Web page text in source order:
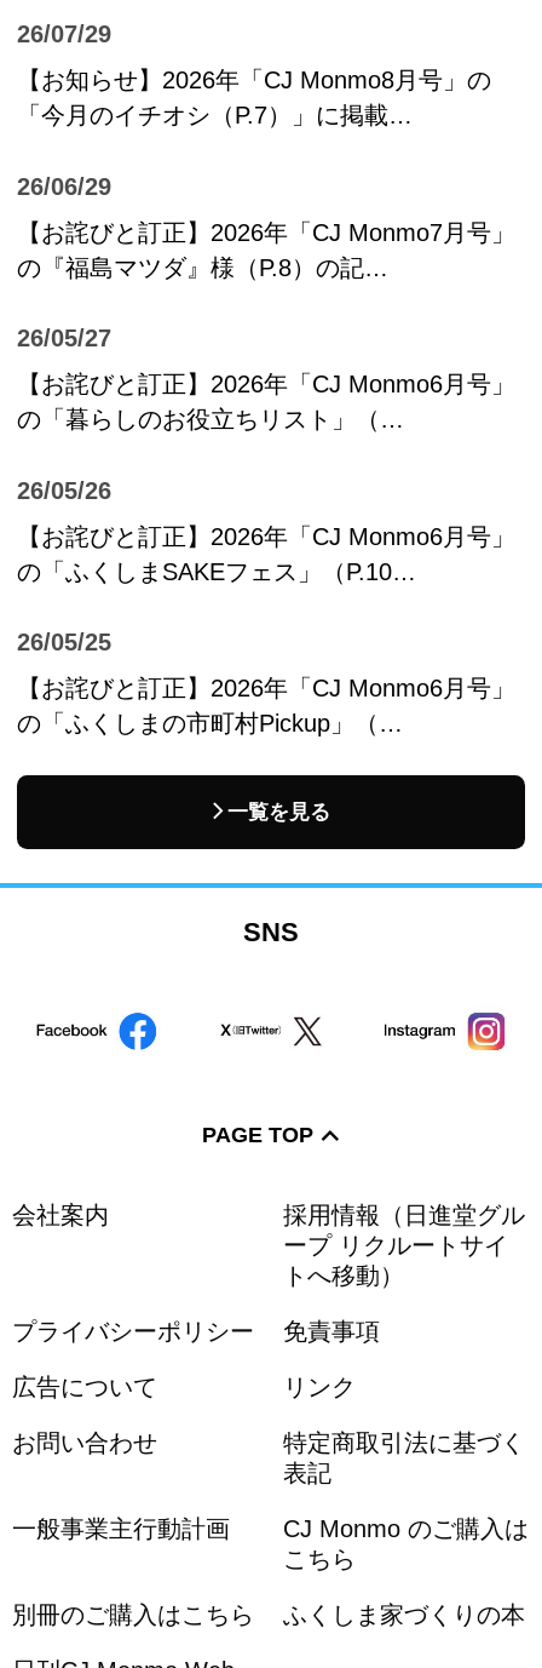
26/07/29
【お知らせ】2026年「CJ Monmo8月号」の
「今月のイチオシ（P.7）」に掲載…
26/06/29
【お詫びと訂正】2026年「CJ Monmo7月号」
の『福島マツダ』様（P.8）の記…
26/05/27
【お詫びと訂正】2026年「CJ Monmo6月号」
の「暮らしのお役立ちリスト」（…
26/05/26
【お詫びと訂正】2026年「CJ Monmo6月号」
の「ふくしまSAKEフェス」（P.10…
26/05/25
【お詫びと訂正】2026年「CJ Monmo6月号」
の「ふくしまの市町村Pickup」（…
一覧を見る
SNS
PAGE TOP
会社案内
採用情報（日進堂グル
ープ リクルートサイ
トへ移動）
プライバシーポリシー 免責事項
広告について リンク
お問い合わせ
特定商取引法に基づく
表記
一般事業主行動計画
CJ Monmo のご購入は
こちら
別冊のご購入はこちら ふくしま家づくりの本